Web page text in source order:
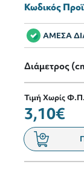
Κωδικός
ΑΜΕΣΑ
Διάμετρος
Τιμή Χωρίς
3,10€